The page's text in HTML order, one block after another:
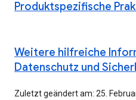
Produktspezifische
Weitere hilfreiche
Datenschutz und
Zuletzt geändert am: 25.